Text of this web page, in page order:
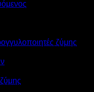
ζύμης